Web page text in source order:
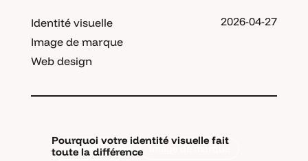
Identité visuelle
Image de marque
Web design
2026-04-27
Identité visuelle
Image de marque
Pourquoi votre identité visuelle fait
toute la différence